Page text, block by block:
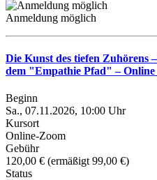
Anmeldung möglich
Die Kunst des tiefen Zuhörens
dem "Empathie Pfad" – Online
Beginn
Sa., 07.11.2026, 10:00 Uhr
Kursort
Online-Zoom
Gebühr
120,00 € (ermäßigt 99,00 €)
Status